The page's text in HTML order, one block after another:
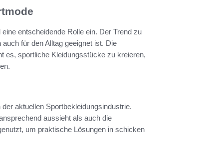
entscheidende Rolle ein. Der Trend zu
für den Alltag geeignet ist. Die
es, sportliche Kleidungsstücke zu kreieren,
aktuellen Sportbekleidungsindustrie.
aussieht als auch die
um praktische Lösungen in schicken